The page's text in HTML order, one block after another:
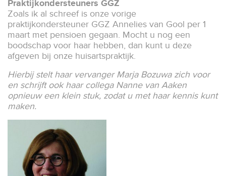
Praktijkondersteuners GGZ
Zoals ik al schreef is onze vorige
praktijkondersteuner GGZ Annelies van Gool per 1
maart met pensioen gegaan. Mocht u nog een
boodschap voor haar hebben, dan kunt u deze
afgeven bij onze huisartspraktijk.
Hierbij stelt haar vervanger Marja Bozuwa zich voor
en schrijft ook haar collega Nanne van Aaken
opnieuw een klein stuk, zodat u met haar kennis kunt
maken.